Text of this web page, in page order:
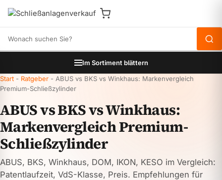
Im Sortiment blättern
Start - Ratgeber - ABUS vs BKS vs Winkhaus: Markenvergleich
Premium-Schließzylinder
ABUS vs BKS vs Winkhaus:
Markenvergleich Premium-
Schließzylinder
ABUS, BKS, Winkhaus, DOM, IKON, KESO im Vergleich:
Patentlaufzeit, VdS-Klasse, Preis. Empfehlungen für